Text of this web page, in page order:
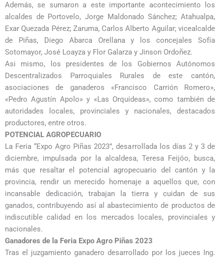
Además, se sumaron a este importante acontecimiento los
alcaldes de Portovelo, Jorge Maldonado Sánchez; Atahualpa,
Exar Quezada Pérez; Zaruma, Carlos Alberto Aguilar; vicealcalde
de Piñas, Diego Abarca Orellana y los concejales Sofía
Sotomayor, José Loayza y Flor Galarza y Jinson Ordoñez.
Asi mismo, los presidentes de los Gobiernos Autónomos
Descentralizados Parroquiales Rurales de este cantón,
asociaciones de ganaderos «Francisco Carrión Romero»,
«Pedro Agustín Apolo» y «Las Orquídeas», como también de
autoridades locales, provinciales y nacionales, destacados
productores, entre otros.
POTENCIAL AGROPECUARIO
La Feria “Expo Agro Piñas 2023”, desarrollada los días 2 y 3 de
diciembre, impulsada por la alcaldesa, Teresa Feijóo, busca,
más que resaltar el potencial agropecuario del cantón y la
provincia, rendir un merecido homenaje a aquellos que, con
incansable dedicación, trabajan la tierra y cuidan de sus
ganados, contribuyendo así al abastecimiento de productos de
indiscutible calidad en los mercados locales, provinciales y
nacionales.
Ganadores de la Feria Expo Agro Piñas 2023
Tras el juzgamiento ganadero desarrollado por los jueces Ing.